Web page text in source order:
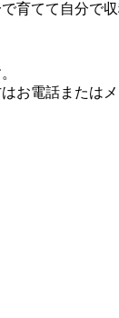
育てて自分で
お電話または